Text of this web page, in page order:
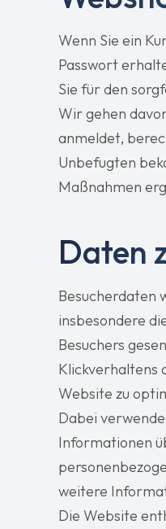
Wenn Sie ein
Passwort
Sie für den
Wir gehen
anmeldet,
Unbefugten
Maßnahmen
Daten
Besucherdaten
insbesondere
Besuchers
Klickverhaltens
Website zu
Dabei
Informationen
weitere
Die Website